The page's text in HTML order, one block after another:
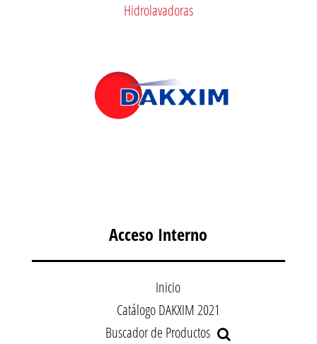
Hidrolavadoras
Acceso Interno
Inicio
Catálogo DAKXIM 2021
Buscador de Productos